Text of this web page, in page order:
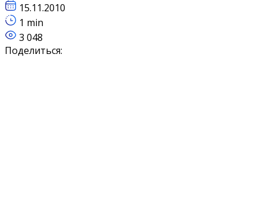
15.11.2010
1 min
3 048
Поделиться: